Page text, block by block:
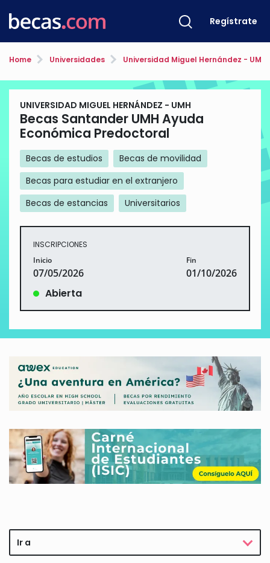
Regístrate
Home Universidades Universidad Miguel Hernández - UMH
UNIVERSIDAD MIGUEL HERNÁNDEZ - UMH
Becas Santander UMH Ayuda
Económica Predoctoral
Becas de estudios
Becas de movilidad
Becas para estudiar en el extranjero
Becas de estancias
Universitarios
INSCRIPCIONES
Inicio
07/05/2026
Fin
01/10/2026
Abierta
Ir a